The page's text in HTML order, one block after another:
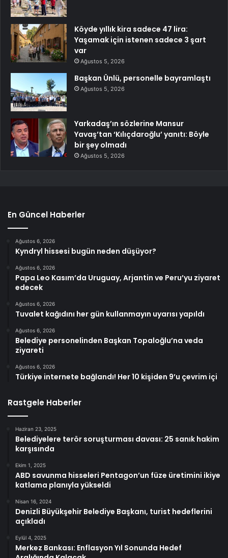
Köyde yıllık kira sadece 47 lira:
Yaşamak için istenen sadece 3 şart
var
Ağustos 5, 2026
Başkan Ünlü, personelle bayramlaştı
Ağustos 5, 2026
Yarkadaş’ın sözlerine Mansur
Yavaş’tan ‘Kılıçdaroğlu’ yanıtı: Böyle
bir şey olmadı
Ağustos 5, 2026
En Güncel Haberler
Ağustos 6, 2026
Kyndryl hissesi bugün neden düşüyor?
Ağustos 6, 2026
Papa Leo Kasım’da Uruguay, Arjantin ve Peru’yu ziyaret
edecek
Ağustos 6, 2026
Tuvalet kağıdını her gün kullanmayın uyarısı yapıldı
Ağustos 6, 2026
Belediye personelinden Başkan Topaloğlu’na veda
ziyareti
Ağustos 6, 2026
Türkiye internete bağlandı! Her 10 kişiden 9’u çevrim içi
Rastgele Haberler
Haziran 23, 2025
Belediyelere terör soruşturması davası: 25 sanık hakim
karşısında
Ekim 1, 2025
ABD savunma hisseleri Pentagon’un füze üretimini ikiye
katlama planıyla yükseldi
Nisan 16, 2024
Denizli Büyükşehir Belediye Başkanı, turist hedeflerini
açıkladı
Eylül 4, 2025
Merkez Bankası: Enflasyon Yıl Sonunda Hedef